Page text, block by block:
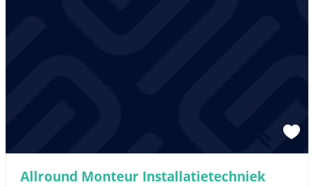
Allround Monteur Installatietechniek